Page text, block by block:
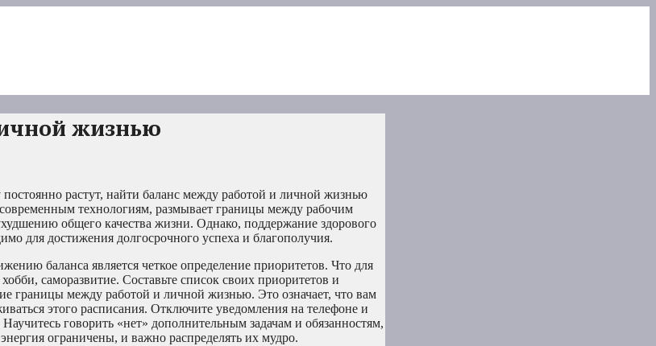
жизнью
растут, найти баланс между работой и личной жизнью
современным технологиям, размывает границы между рабочим
общего качества жизни. Однако, поддержание здорового
для достижения долгосрочного успеха и благополучия.
баланса является четкое определение приоритетов. Что для
саморазвитие. Составьте список своих приоритетов и
границы между работой и личной жизнью. Это означает, что вам
этого расписания. Отключите уведомления на телефоне и
говорить «нет» дополнительным задачам и обязанностям,
ограничены, и важно распределять их мудро.